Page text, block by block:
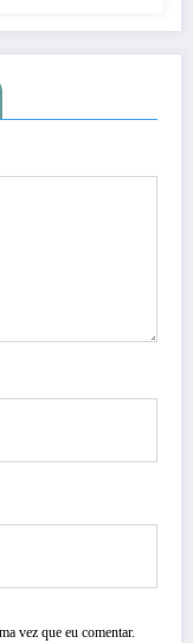
vez que eu comentar.